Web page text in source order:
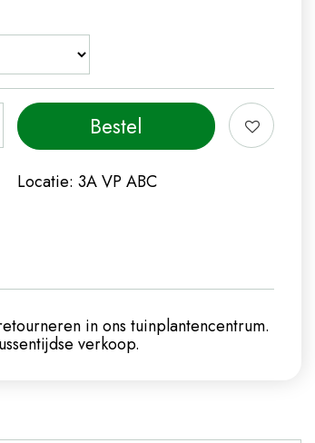
Locatie: 3A VP ABC
in ons tuinplantencentrum.
verkoop.